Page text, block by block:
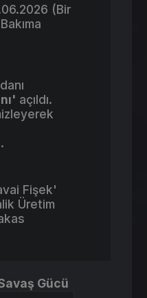
(Bir
açıldı.
Fişek'
Üretim
Gücü